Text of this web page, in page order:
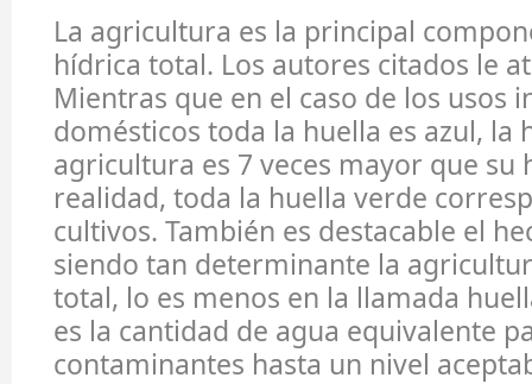
La agricultura es la principal
hídrica total. Los autores citados le
Mientras que en el caso de los usos
domésticos toda la huella es azul, la
agricultura es 7 veces mayor que su
realidad, toda la huella verde
cultivos. También es destacable el
siendo tan determinante la
total, lo es menos en la llamada
es la cantidad de agua equivalente
contaminantes hasta un nivel